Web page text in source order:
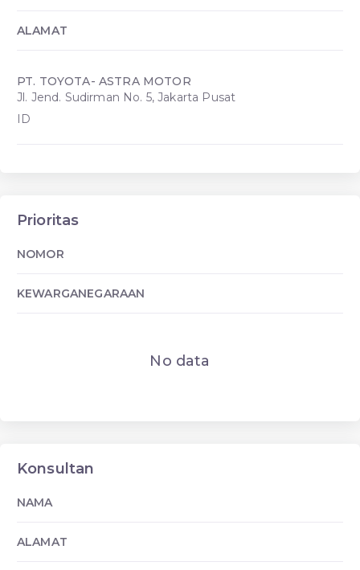
ALAMAT
PT. TOYOTA- ASTRA MOTOR
Jl. Jend. Sudirman No. 5, Jakarta Pusat
ID
Prioritas
NOMOR
KEWARGANEGARAAN
No data
Konsultan
NAMA
ALAMAT